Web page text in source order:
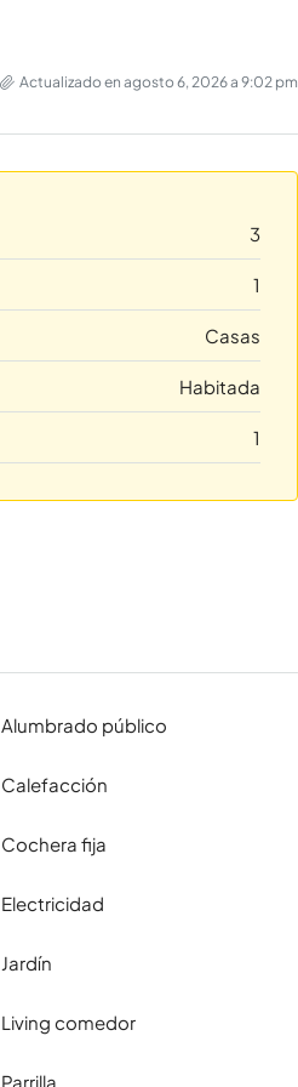
Actualizado en agosto 6, 2026 a 9:02 pm
3
1
Casas
Habitada
1
Alumbrado público
Calefacción
Cochera fija
Electricidad
Jardín
Living comedor
Parrilla